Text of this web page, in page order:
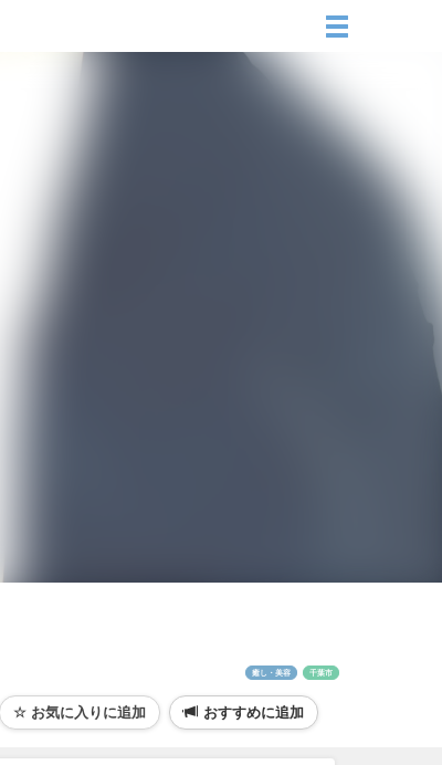
癒し・美容 千葉市
おすすめに追加